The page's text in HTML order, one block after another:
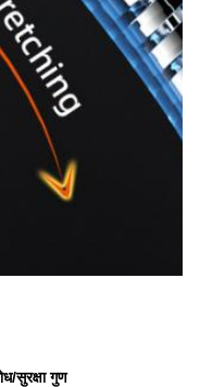
सुरक्षा गुण